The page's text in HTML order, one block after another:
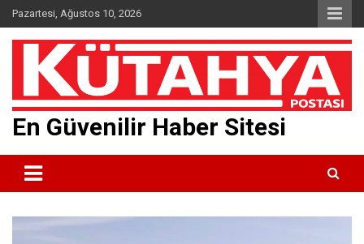
Skip
to
content
Pazartesi, Ağustos 10, 2026
En Güvenilir Haber Sitesi